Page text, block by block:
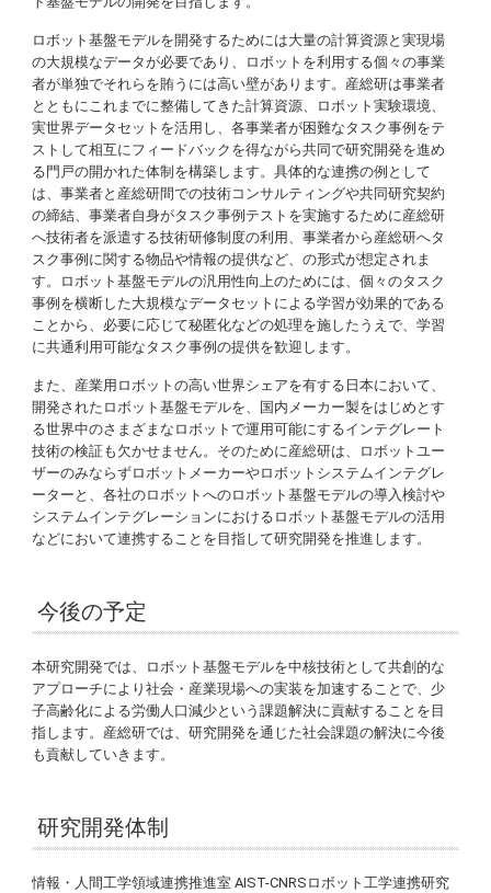
ロボット基盤モデルを開発するためには大量の計算資源と実現場
の大規模なデータが必要であり、ロボットを利用する個々の事業
者が単独でそれらを賄うには高い壁があります。産総研は事業者
とともにこれまでに整備してきた計算資源、ロボット実験環境、
実世界データセットを活用し、各事業者が困難なタスク事例をテ
ストして相互にフィードバックを得ながら共同で研究開発を進め
る門戸の開かれた体制を構築します。具体的な連携の例として
は、事業者と産総研間での技術コンサルティングや共同研究契約
の締結、事業者自身がタスク事例テストを実施するために産総研
へ技術者を派遣する技術研修制度の利用、事業者から産総研へタ
スク事例に関する物品や情報の提供など、の形式が想定されま
す。ロボット基盤モデルの汎用性向上のためには、個々のタスク
事例を横断した大規模なデータセットによる学習が効果的である
ことから、必要に応じて秘匿化などの処理を施したうえで、学習
に共通利用可能なタスク事例の提供を歓迎します。
また、産業用ロボットの高い世界シェアを有する日本において、
開発されたロボット基盤モデルを、国内メーカー製をはじめとす
る世界中のさまざまなロボットで運用可能にするインテグレート
技術の検証も欠かせません。そのために産総研は、ロボットユー
ザーのみならずロボットメーカーやロボットシステムインテグレ
ーターと、各社のロボットへのロボット基盤モデルの導入検討や
システムインテグレーションにおけるロボット基盤モデルの活用
などにおいて連携することを目指して研究開発を推進します。
今後の予定
本研究開発では、ロボット基盤モデルを中核技術として共創的な
アプローチにより社会・産業現場への実装を加速することで、少
子高齢化による労働人口減少という課題解決に貢献することを目
指します。産総研では、研究開発を通じた社会課題の解決に今後
も貢献していきます。
研究開発体制
情報・人間工学領域連携推進室 AIST-CNRSロボット工学連携研究